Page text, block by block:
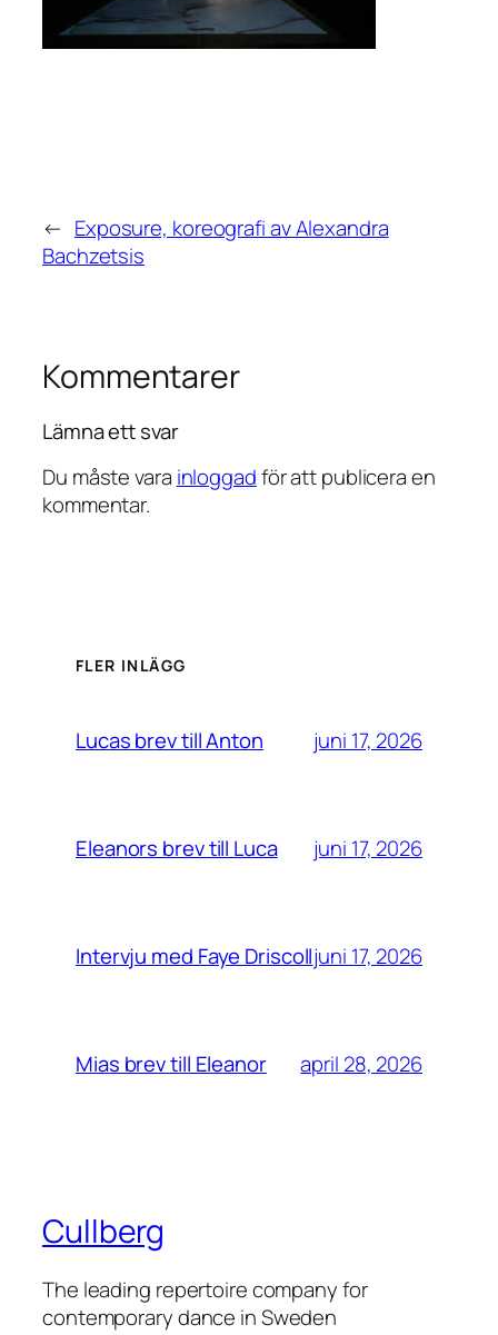
← Exposure, koreografi av Alexandra
Bachzetsis
Kommentarer
Lämna ett svar
Du måste vara inloggadför att publicera en
kommentar.
FLER INLÄGG
Lucas brev till Anton juni 17, 2026
Eleanors brev till Luca juni 17, 2026
Intervju med Faye Driscolljuni 17, 2026
Mias brev till Eleanor april 28, 2026
Cullberg
The leading repertoire company for
contemporary dance in Sweden